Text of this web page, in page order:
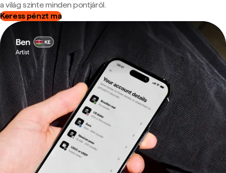
a világ szinte minden pontjáról.
Keress pénzt ma